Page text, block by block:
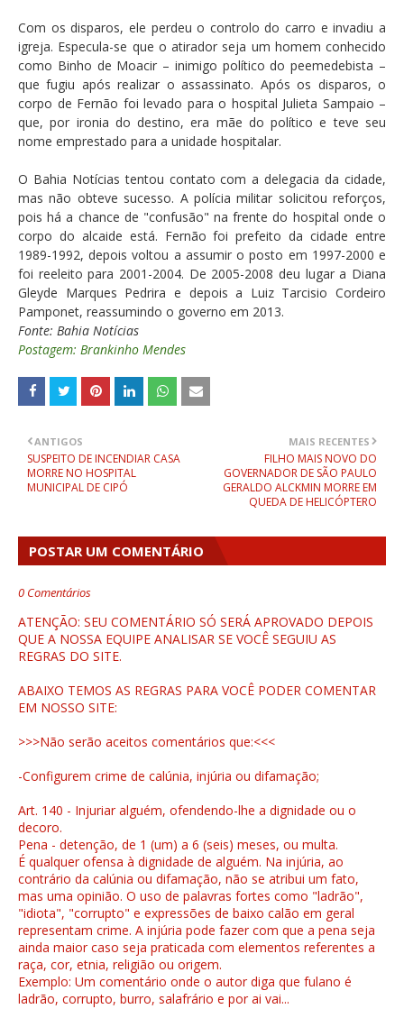
Com os disparos, ele perdeu o controlo do carro e invadiu a
igreja. Especula-se que o atirador seja um homem conhecido
como Binho de Moacir – inimigo político do peemedebista –
que fugiu após realizar o assassinato. Após os disparos, o
corpo de Fernão foi levado para o hospital Julieta Sampaio –
que, por ironia do destino, era mãe do político e teve seu
nome emprestado para a unidade hospitalar.
O Bahia Notícias tentou contato com a delegacia da cidade,
mas não obteve sucesso. A polícia militar solicitou reforços,
pois há a chance de "confusão" na frente do hospital onde o
corpo do alcaide está. Fernão foi prefeito da cidade entre
1989-1992, depois voltou a assumir o posto em 1997-2000 e
foi reeleito para 2001-2004. De 2005-2008 deu lugar a Diana
Gleyde Marques Pedrira e depois a Luiz Tarcisio Cordeiro
Pamponet, reassumindo o governo em 2013.
Fonte: Bahia Notícias
Postagem: Brankinho Mendes
MAIS RECENTES
FILHO MAIS NOVO DO
GOVERNADOR DE SÃO PAULO
GERALDO ALCKMIN MORRE EM
QUEDA DE HELICÓPTERO
ANTIGOS
SUSPEITO DE INCENDIAR CASA
MORRE NO HOSPITAL
MUNICIPAL DE CIPÓ
POSTAR UM COMENTÁRIO
0 Comentários
ATENÇÃO: SEU COMENTÁRIO SÓ SERÁ APROVADO DEPOIS
QUE A NOSSA EQUIPE ANALISAR SE VOCÊ SEGUIU AS
REGRAS DO SITE.
ABAIXO TEMOS AS REGRAS PARA VOCÊ PODER COMENTAR
EM NOSSO SITE:
>>>Não serão aceitos comentários que:<<<
-Configurem crime de calúnia, injúria ou difamação;
Art. 140 - Injuriar alguém, ofendendo-lhe a dignidade ou o
decoro.
Pena - detenção, de 1 (um) a 6 (seis) meses, ou multa.
É qualquer ofensa à dignidade de alguém. Na injúria, ao
contrário da calúnia ou difamação, não se atribui um fato,
mas uma opinião. O uso de palavras fortes como "ladrão",
"idiota", "corrupto" e expressões de baixo calão em geral
representam crime. A injúria pode fazer com que a pena seja
ainda maior caso seja praticada com elementos referentes a
raça, cor, etnia, religião ou origem.
Exemplo: Um comentário onde o autor diga que fulano é
ladrão, corrupto, burro, salafrário e por ai vai...